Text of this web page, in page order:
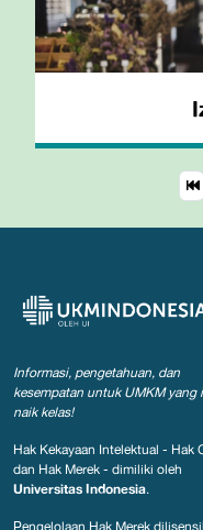
Informasi, pengetahuan, dan
kesempatan untuk UMKM yang
naik kelas!
Hak Kekayaan Intelektual - Hak
dan Hak Merek - dimiliki oleh
Universitas Indonesia.